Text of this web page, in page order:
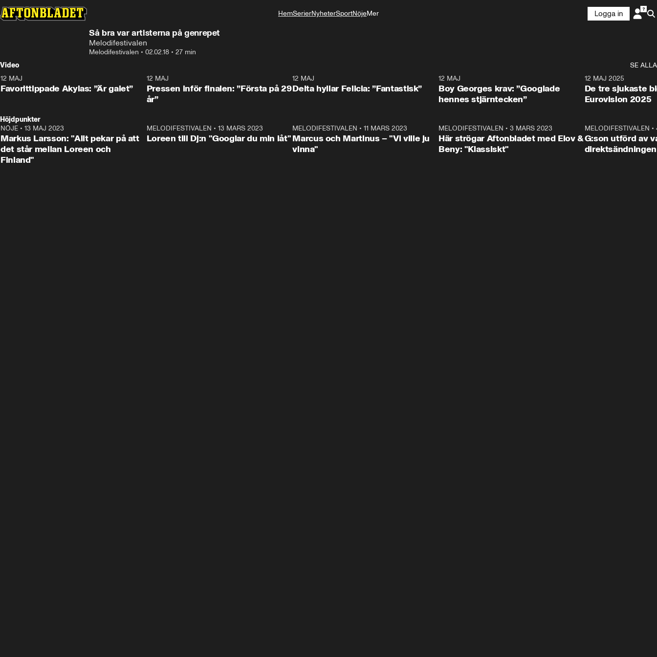
HemSerierNyheterSportNöjeMer
Logga in
Så bra var artisterna på genrepet
Melodifestivalen
Melodifestivalen • 02.02.18 • 27 min
Video
SE ALLA
12 MAJ
Favorittippade Akylas: ”Är galet”
0:59
12 MAJ
Pressen inför finalen: ”Första på 29
år”
12 MAJ
Delta hyllar Felicia: ”Fantastisk”
12 MAJ
Boy Georges krav: ”Googlade
hennes stjärntecken”
12 MAJ 2025
De tre sjukaste
Eurovision 2025
Höjdpunkter
NÖJE • 13 MAJ 2023
Markus Larsson: "Allt pekar på att
det står mellan Loreen och
Finland"
MELODIFESTIVALEN • 13 MARS 2023
Loreen till Dj:n "Googlar du min låt"
MELODIFESTIVALEN •11 MARS 2023
Marcus och Martinus – "Vi ville ju
vinna"
MELODIFESTIVALEN • 3 MARS 2023
Här strögar Aftonbladet med Elov &
Beny: "Klassiskt"
MELODIFESTIVALEN •
G:son utförd av
direktsändningen